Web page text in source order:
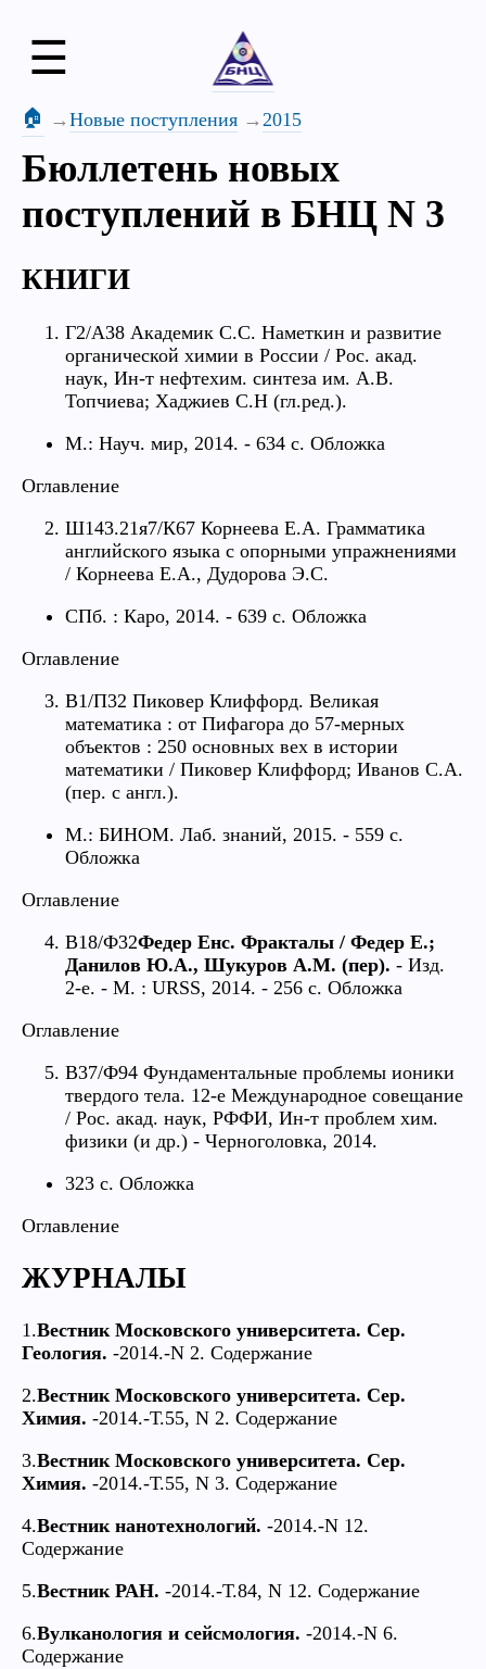
☰
🏠 Новые поступления 2015
Бюллетень новых
поступлений в БНЦ N 3
КНИГИ
Г2/А38 Академик С.С. Наметкин и развитие
органической химии в России / Рос. акад.
наук, Ин-т нефтехим. синтеза им. А.В.
Топчиева; Хаджиев С.Н (гл.ред.).
М.: Науч. мир, 2014. - 634 с. Обложка
Оглавление
Ш143.21я7/К67 Корнеева Е.А. Грамматика
английского языка с опорными упражнениями
/ Корнеева Е.А., Дудорова Э.С.
СПб. : Каро, 2014. - 639 с. Обложка
Оглавление
В1/П32 Пиковер Клиффорд. Великая
математика : от Пифагора до 57-мерных
объектов : 250 основных вех в истории
математики / Пиковер Клиффорд; Иванов С.А.
(пер. с англ.).
М.: БИНОМ. Лаб. знаний, 2015. - 559 с.
Обложка
Оглавление
В18/Ф32Федер Енс. Фракталы / Федер Е.;
Данилов Ю.А., Шукуров А.М. (пер). - Изд.
2-е. - М. : URSS, 2014. - 256 c. Обложка
Оглавление
В37/Ф94 Фундаментальные проблемы ионики
твердого тела. 12-е Международное совещание
/ Рос. акад. наук, РФФИ, Ин-т проблем хим.
физики (и др.) - Черноголовка, 2014.
323 с. Обложка
Оглавление
ЖУРНАЛЫ
1.Вестник Московского университета. Сер.
Геология. -2014.-N 2. Содержание
2.Вестник Московского университета. Сер.
Химия. -2014.-Т.55, N 2. Содержание
3.Вестник Московского университета. Сер.
Химия. -2014.-Т.55, N 3. Содержание
4.Вестник нанотехнологий. -2014.-N 12.
Содержание
5.Вестник РАН. -2014.-Т.84, N 12. Содержание
6.Вулканология и сейсмология. -2014.-N 6.
Содержание